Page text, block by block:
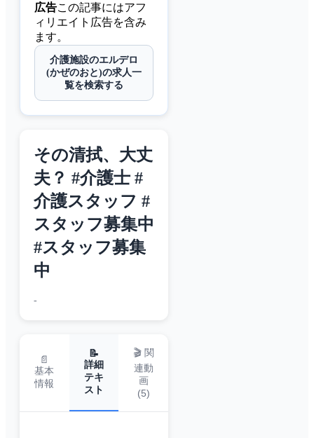
広告この記事にはアフ
ィリエイト広告を含み
ます。
介護施設のエルデロ
(かぜのおと)の求人一
覧を検索する
その清拭、大丈
夫？ #介護士 #
介護スタッフ #
スタッフ募集中
#スタッフ募集
中
-
📄
基本
情報
📝
詳細
テキ
スト
🎬 関
連動
画
(5)